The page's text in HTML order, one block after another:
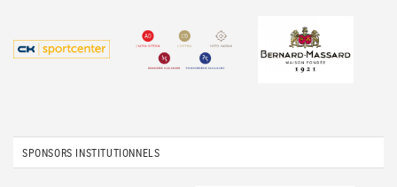
SPONSORS INSTITUTIONNELS